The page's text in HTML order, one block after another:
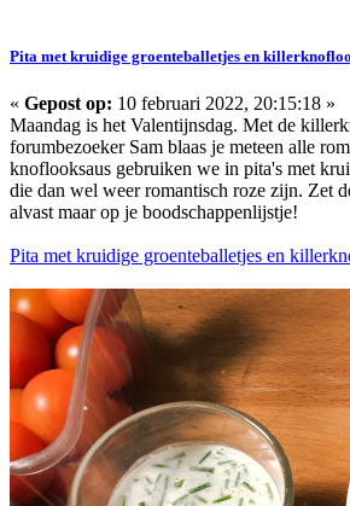
Pita met kruidige groenteballetjes en
« Gepost op: 10 februari 2022, 20:15:18 »
Maandag is het Valentijnsdag. Met de
forumbezoeker Sam blaas je meteen alle
knoflooksaus gebruiken we in pita's met
die dan wel weer romantisch roze zijn. Zet
alvast maar op je boodschappenlijstje!
Pita met kruidige groenteballetjes en